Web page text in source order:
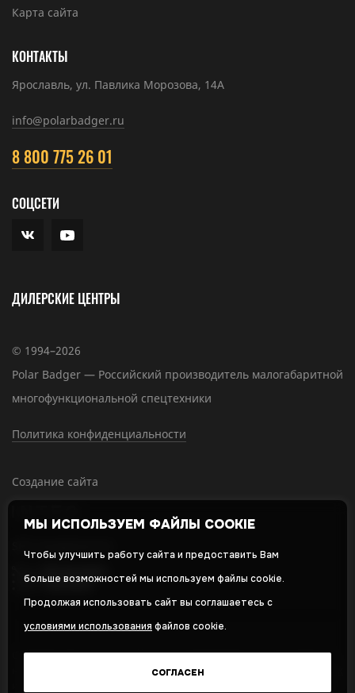
Карта сайта
КОНТАКТЫ
Ярославль, ул. Павлика Морозова, 14А
info@polarbadger.ru
8 800 775 26 01
СОЦСЕТИ
ДИЛЕРСКИЕ ЦЕНТРЫ
© 1994–2026
Polar Badger — Российский производитель малогабаритной
многофункциональной спецтехники
Политика конфиденциальности
Создание сайта
Оставляя свои личные данные, вы принимаете и соглашаетесь с
политикой в отношении обработки персональных данных
МЫ ИСПОЛЬЗУЕМ ФАЙЛЫ COOKIE
Чтобы улучшить работу сайта и предоставить Вам
больше возможностей мы используем файлы cookie.
Продолжая использовать сайт вы соглашаетесь с
условиями использования файлов cookie.
СОГЛАСЕН